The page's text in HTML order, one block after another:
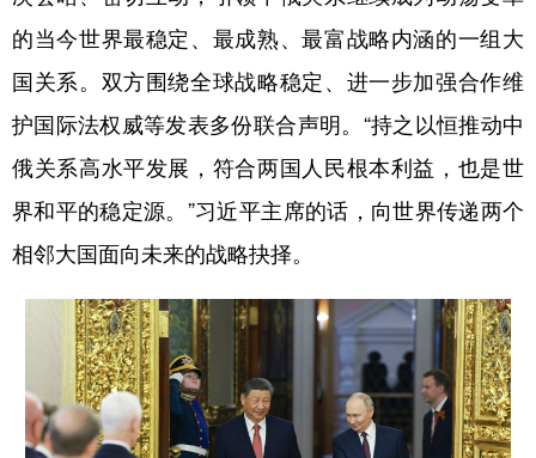
的当今世界最稳定、最成熟、最富战略内涵的一组大
国关系。双方围绕全球战略稳定、进一步加强合作维
护国际法权威等发表多份联合声明。“持之以恒推动中
俄关系高水平发展，符合两国人民根本利益，也是世
界和平的稳定源。”习近平主席的话，向世界传递两个
相邻大国面向未来的战略抉择。